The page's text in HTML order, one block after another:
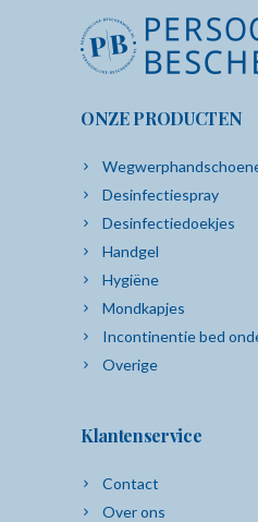
ONZE PRODUCTEN
Desinfectiespray
Desinfectiedoekjes
Handgel
Hygiëne
Mondkapjes
Incontinentie bed
Overige
Klantenservice
Contact
Over ons